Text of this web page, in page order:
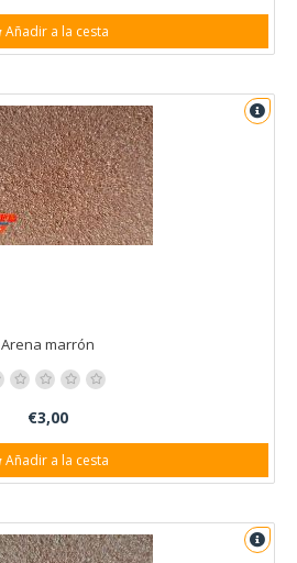
Añadir a la cesta
Arena marrón
€3,00
Añadir a la cesta